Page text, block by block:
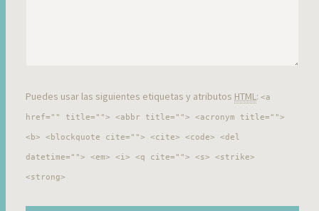
Puedes usar las siguientes etiquetas y atributos HTML: <a
href="" title=""> <abbr title=""> <acronym title="">
<b> <blockquote cite=""> <cite> <code> <del
datetime=""> <em> <i> <q cite=""> <s> <strike>
<strong>